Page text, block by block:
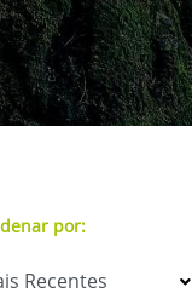
por: